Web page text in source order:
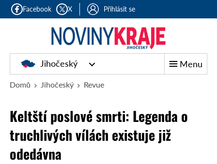
Facebook X Přihlásit se
Jihočeský Menu
Domů Jihočeský Revue
Keltští poslové smrti: Legenda o
truchlivých vílách existuje již
odedávna